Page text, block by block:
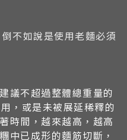
不如說是使用老麵必須
議不超過整體總重量的
，或是未被展延稀釋的
時間，越來越高，越高
中已成形的麵筋切斷，